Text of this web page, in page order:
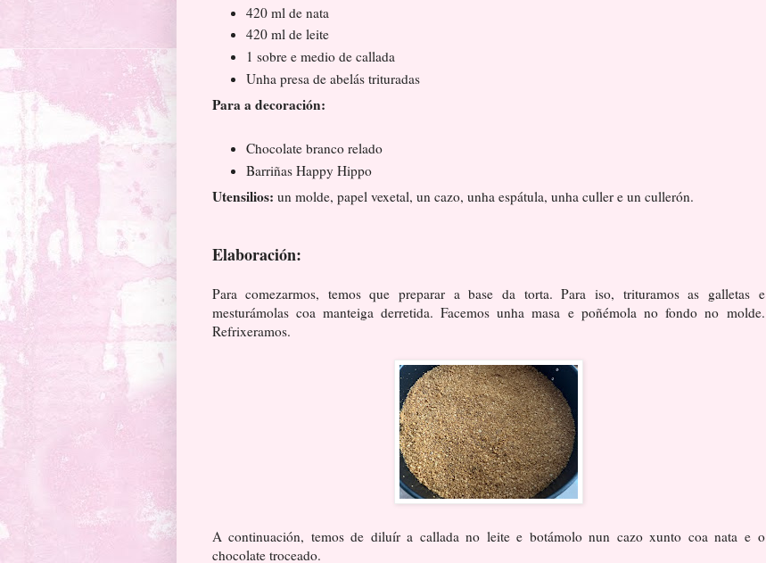
420 ml de nata
420 ml de leite
1 sobre e medio de callada
Unha presa de abelás trituradas
Para a decoración:
Chocolate branco relado
Barriñas Happy Hippo
Utensilios: un molde, papel vexetal, un cazo, unha espátula, unha culler e un cullerón.
Elaboración:
Para comezarmos, temos que preparar a base da torta. Para iso, trituramos as galletas e
mesturámolas coa manteiga derretida. Facemos unha masa e poñémola no fondo no molde.
Refrixeramos.
A continuación, temos de diluír a callada no leite e botámolo nun cazo xunto coa nata e o
chocolate troceado.